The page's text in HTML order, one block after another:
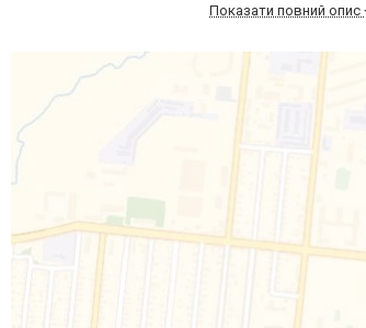
Показати повний опис